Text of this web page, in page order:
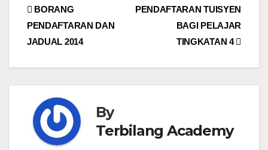
Post
navigation
PENDAFTARAN TUISYEN
BAGI PELAJAR
TINGKATAN 4
BORANG
PENDAFTARAN DAN
JADUAL 2014
By
Terbilang Academy